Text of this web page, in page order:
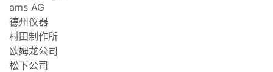
ams AG
德州仪器
村田制作所
欧姆龙公司
松下公司